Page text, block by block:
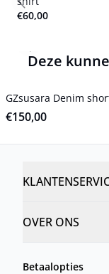
€60,00
Previous slide
Deze
Nieuw
GZsusara Denim
€150,00
Previous slide
OVER ONS
Betaalopties